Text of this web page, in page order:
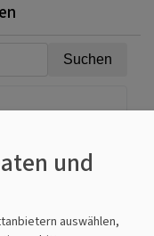
und
auswählen,